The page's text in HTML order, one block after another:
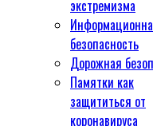
экстремизма
безопасность
Дорожная
Памятки как
защититься от
коронавируса